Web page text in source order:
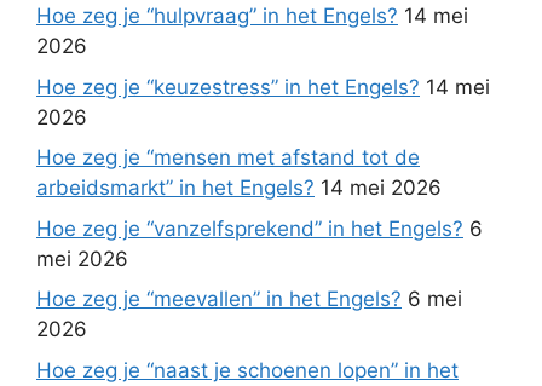
Hoe zeg je “hulpvraag” in het Engels? 14 mei
2026
Hoe zeg je “keuzestress” in het Engels? 14 mei
2026
Hoe zeg je “mensen met afstand tot de
arbeidsmarkt” in het Engels? 14 mei 2026
Hoe zeg je “vanzelfsprekend” in het Engels? 6
mei 2026
Hoe zeg je “meevallen” in het Engels? 6 mei
2026
Hoe zeg je “naast je schoenen lopen” in het